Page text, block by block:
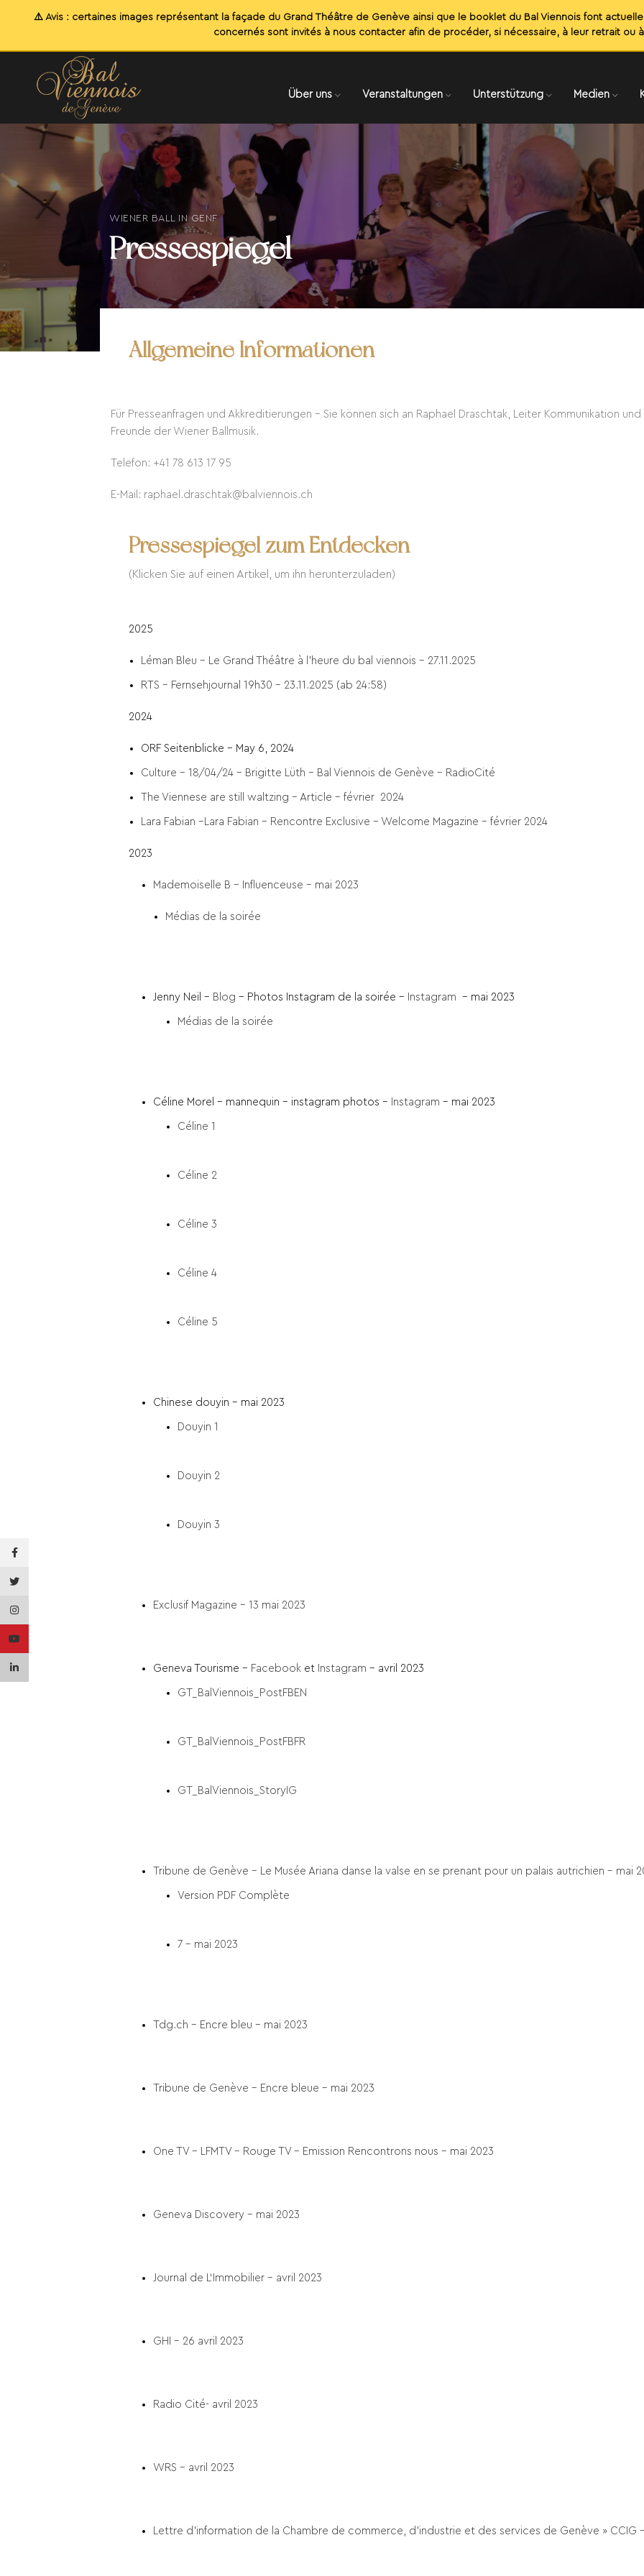
Über uns Veranstaltungen Unterstützung Medien
WIENER BALL IN GENF
Pressespiegel
Allgemeine Informationen
Für Presseanfragen und Akkreditierungen – Sie können sich an Raphael Draschtak, Leiter Kommunikation
Freunde der Wiener Ballmusik.
Telefon: +41 78 613 17 95
E-Mail: raphael.draschtak@balviennois.ch
Pressespiegel zum Entdecken
(Klicken Sie auf einen Artikel, um ihn herunterzuladen)
2025
Léman Bleu – Le Grand Théâtre à l’heure du bal viennois – 27.11.2025
RTS – Fernsehjournal 19h30 – 23.11.2025 (ab 24:58)
2024
ORF Seitenblicke – May 6, 2024
Culture – 18/04/24 – Brigitte Lüth – Bal Viennois de Genève – RadioCité
The Viennese are still waltzing – Article – février 2024
Lara Fabian – Lara Fabian – Rencontre Exclusive – Welcome Magazine – février 2024
2023
Mademoiselle B – Influenceuse – mai 2023
Médias de la soirée
Jenny Neil – Blog – Photos Instagram de la soirée – Instagram – mai 2023
Médias de la soirée
Céline Morel – mannequin – instagram photos – Instagram – mai 2023
Céline 1
Céline 2
Céline 3
Céline 4
Céline 5
Chinese douyin – mai 2023
Douyin 1
Douyin 2
Douyin 3
Exclusif Magazine – 13 mai 2023
Geneva Tourisme – Facebooket Instagram – avril 2023
GT_BalViennois_PostFBEN
GT_BalViennois_PostFBFR
GT_BalViennois_StoryIG
Tribune de Genève – Le Musée Ariana danse la valse en se prenant pour un palais autrichien – mai
Version PDF Complète
7 – mai 2023
Tdg.ch – Encre bleu – mai 2023
Tribune de Genève – Encre bleue – mai 2023
One TV – LFMTV – Rouge TV – Emission Rencontrons nous – mai 2023
Geneva Discovery – mai 2023
Journal de L‘Immobilier – avril 2023
GHI – 26 avril 2023
Radio Cité- avril 2023
WRS – avril 2023
Lettre d’information de la Chambre de commerce, d’industrie et des services de Genève » CCIG